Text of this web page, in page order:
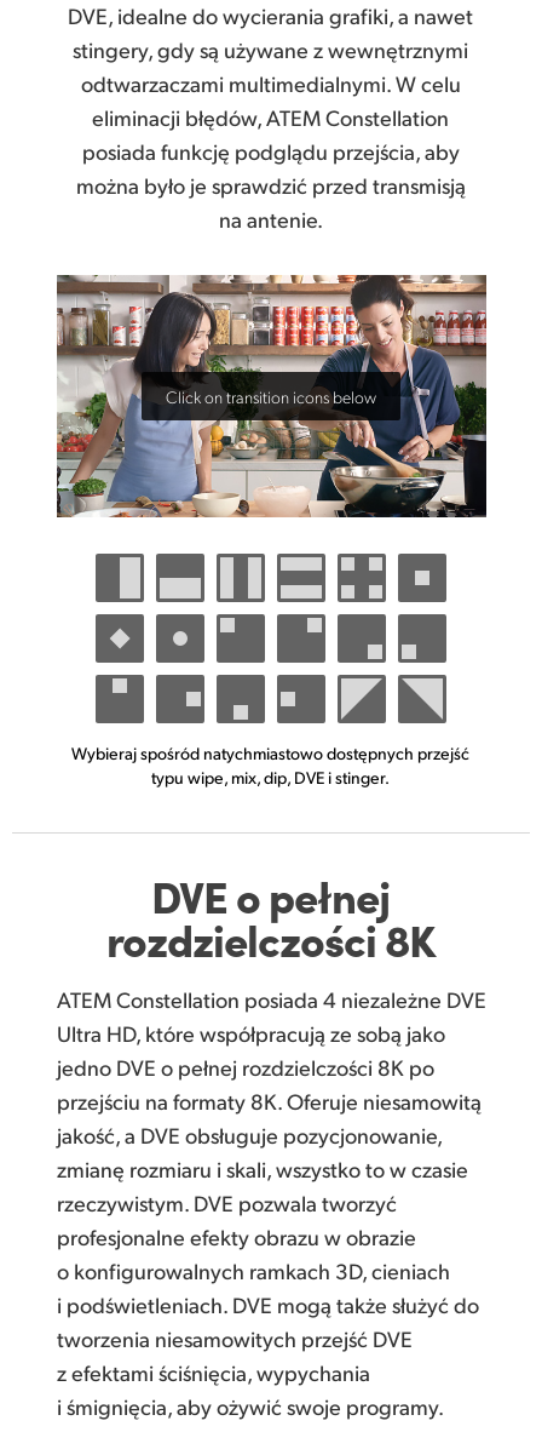
DVE, idealne do wycierania grafiki, a nawet
stingery, gdy są używane z wewnętrznymi
odtwarzaczami multimedialnymi. W celu
eliminacji błędów, ATEM Constellation
posiada funkcję podglądu przejścia, aby
można było je sprawdzić przed transmisją
na antenie.
Click on transition icons below
Wybieraj spośród natychmiastowo dostępnych przejść
typu wipe, mix, dip, DVE i stinger.
DVE o pełnej
rozdzielczości 8K
ATEM Constellation posiada 4 niezależne DVE
Ultra HD, które współpracują ze sobą jako
jedno DVE o pełnej rozdzielczości 8K po
przejściu na formaty 8K. Oferuje niesamowitą
jakość, a DVE obsługuje pozycjonowanie,
zmianę rozmiaru i skali, wszystko to w czasie
rzeczywistym. DVE pozwala tworzyć
profesjonalne efekty obrazu w obrazie
o konfigurowalnych ramkach 3D, cieniach
i podświetleniach. DVE mogą także służyć do
tworzenia niesamowitych przejść DVE
z efektami ściśnięcia, wypychania
i śmignięcia, aby ożywić swoje programy.